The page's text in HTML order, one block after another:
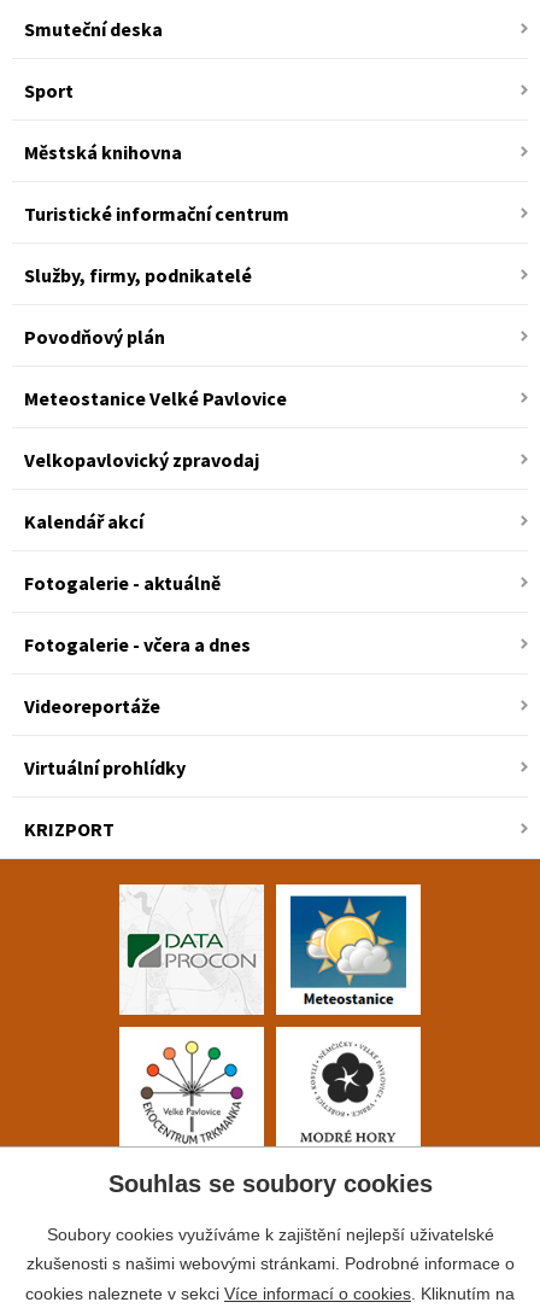
Smuteční deska
Sport
Městská knihovna
Turistické informační centrum
Služby, firmy, podnikatelé
Povodňový plán
Meteostanice Velké Pavlovice
Velkopavlovický zpravodaj
Kalendář akcí
Fotogalerie - aktuálně
Fotogalerie - včera a dnes
Videoreportáže
Virtuální prohlídky
KRIZPORT
Souhlas se soubory cookies
Soubory cookies využíváme k zajištění nejlepší uživatelské
zkušenosti s našimi webovými stránkami. Podrobné informace o
cookies naleznete v sekci Více informací o cookies . Kliknutím na